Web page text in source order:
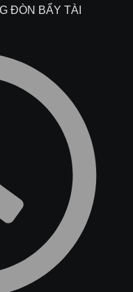
ĐÒN BẨY TÀI